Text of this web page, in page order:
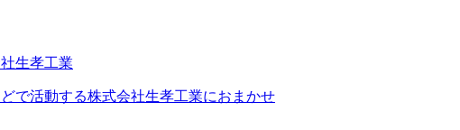
で活動する株式会社生孝工業におまかせ